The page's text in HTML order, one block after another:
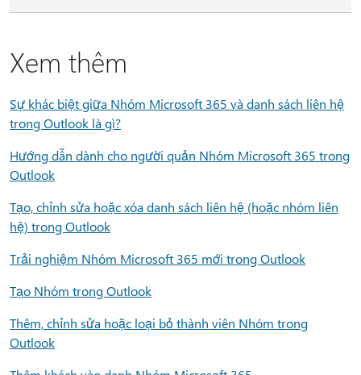
Xem thêm
Sự khác biệt giữa Nhóm Microsoft 365 và danh sách liên hệ
trong Outlook là gì?
Hướng dẫn dành cho người quản Nhóm Microsoft 365 trong
Outlook
Tạo, chỉnh sửa hoặc xóa danh sách liên hệ (hoặc nhóm liên
hệ) trong Outlook
Trải nghiệm Nhóm Microsoft 365 mới trong Outlook
Tạo Nhóm trong Outlook
Thêm, chỉnh sửa hoặc loại bỏ thành viên Nhóm trong
Outlook